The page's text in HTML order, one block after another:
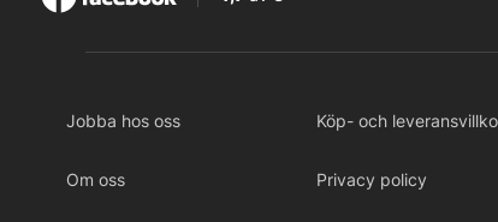
Jobba hos oss Köp- och
Om oss Privacy policy